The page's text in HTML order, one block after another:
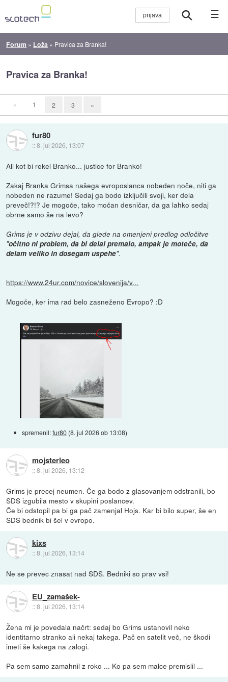
☰
Forum » Loža » Pravica za Branka!
Pravica za Branka!
« 1 2 3 »
fur80
::8. jul 2026, 13:07
Ali kot bi rekel Branko... justice for Branko!
Zakaj Branka Grimsa našega evroposlanca nobeden noče, niti ga
nobeden ne razume! Sedaj ga bodo izključili svoji, ker dela
preveč!?!? Je mogoče, tako močan desničar, da ga lahko sedaj
obrne samo še na levo?
Grims je v odzivu dejal, da glede na omenjeni predlog odločitve
"očitno ni problem, da bi delal premalo, ampak je moteče, da
delam veliko in dosegam uspehe".
https://www.24ur.com/novice/slovenija/v...
Mogoče, ker ima rad belo zasneženo Evropo? :D
spremenil:fur80 (8. jul 2026 ob 13:08)
mojsterleo
::8. jul 2026, 13:12
Grims je precej neumen. Če ga bodo z glasovanjem odstranili, bo
SDS izgubila mesto v skupini poslancev.
Če bi odstopil pa bi ga pač zamenjal Hojs. Kar bi bilo super, še en
SDS bednik bi šel v evropo.
kixs
::8. jul 2026, 13:14
Ne se prevec znasat nad SDS. Bedniki so prav vsi!
EU_zamašek-
::8. jul 2026, 13:14
Žena mi je povedala načrt: sedaj bo Grims ustanovil neko
identitarno stranko ali nekaj takega. Pač en satelit več, ne škodi
imeti še kakega na zalogi.
Pa sem samo zamahnil z roko ... Ko pa sem malce premislil ...